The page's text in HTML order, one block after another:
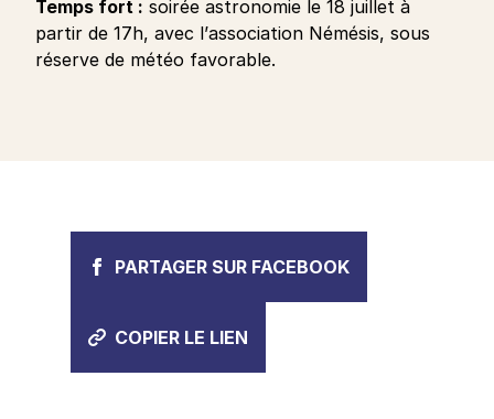
Temps fort : soirée astronomie le 18 juillet à
partir de 17h, avec l’association Némésis, sous
réserve de météo favorable.
PARTAGER SUR FACEBOOK
COPIER LE LIEN